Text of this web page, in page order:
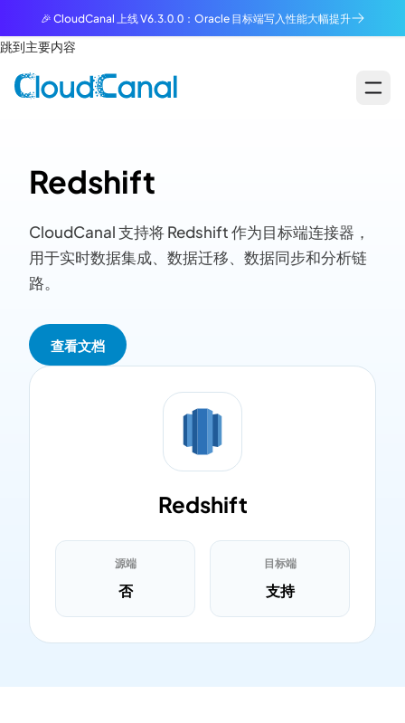
🎉 CloudCanal 上线 V6.3.0.0：Oracle 目标端写入性能大幅提升
跳到主要内容
Redshift
CloudCanal 支持将 Redshift 作为目标端连接器，
用于实时数据集成、数据迁移、数据同步和分析链
路。
查看文档
Redshift
源端
否
目标端
支持